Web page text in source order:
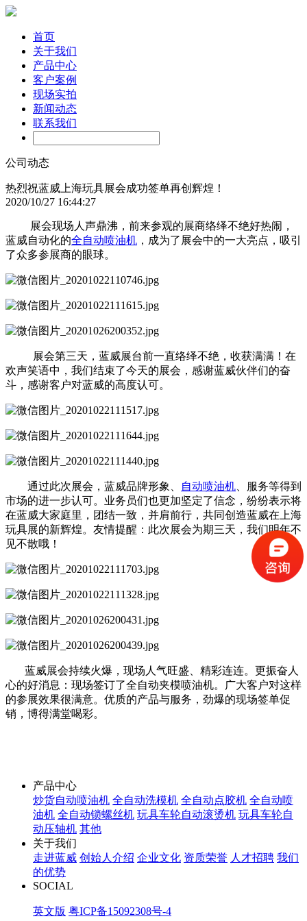
首页
关于我们
产品中心
客户案例
现场实拍
新闻动态
联系我们
公司动态
热烈祝蓝威上海玩具展会成功签单再创辉煌！
2020/10/27 16:44:27
展会现场人声鼎沸，前来参观的展商络绎不绝好热闹，
蓝威自动化的全自动喷油机 ，成为了展会中的一大亮点，吸引
了众多参展商的眼球。
展会第三天，蓝威展台前一直络绎不绝，收获满满！在
欢声笑语中，我们结束了今天的展会，感谢蓝威伙伴们的奋
斗，感谢客户对蓝威的高度认可。
通过此次展会，蓝威品牌形象、 自动喷油机 、服务等得到
市场的进一步认可。业务员们也更加坚定了信念，纷纷表示将
在蓝威大家庭里，团结一致，并肩前行，共同创造蓝威在上海
玩具展的新辉煌。友情提醒：此次展会为期三天，我们明年不
见不散哦！
蓝威展会持续火爆，现场人气旺盛、精彩连连。更振奋人
心的好消息：现场签订了全自动夹模喷油机。广大客户对这样
的参展效果很满意。优质的产品与服务，劲爆的现场签单促
销，博得满堂喝彩。
产品中心
炒货自动喷油机 全自动洗模机 全自动点胶机 全自动喷
油机 全自动锁螺丝机 玩具车轮自动滚烫机 玩具车轮自
动压轴机 其他
关于我们
走进蓝威 创始人介绍 企业文化 资质荣誉 人才招聘 我们
的优势
SOCIAL
英文版 粤ICP备15092308号-4